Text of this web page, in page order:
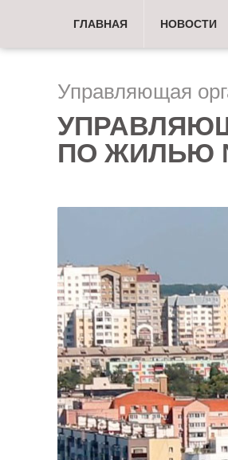
ГЛАВНАЯ НОВОСТИ
Управляющая
ПО ЖИЛЬЮ